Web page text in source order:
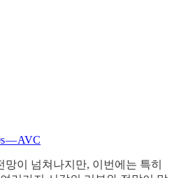
— AVC
이 넘쳐나지만, 이번에는 특히